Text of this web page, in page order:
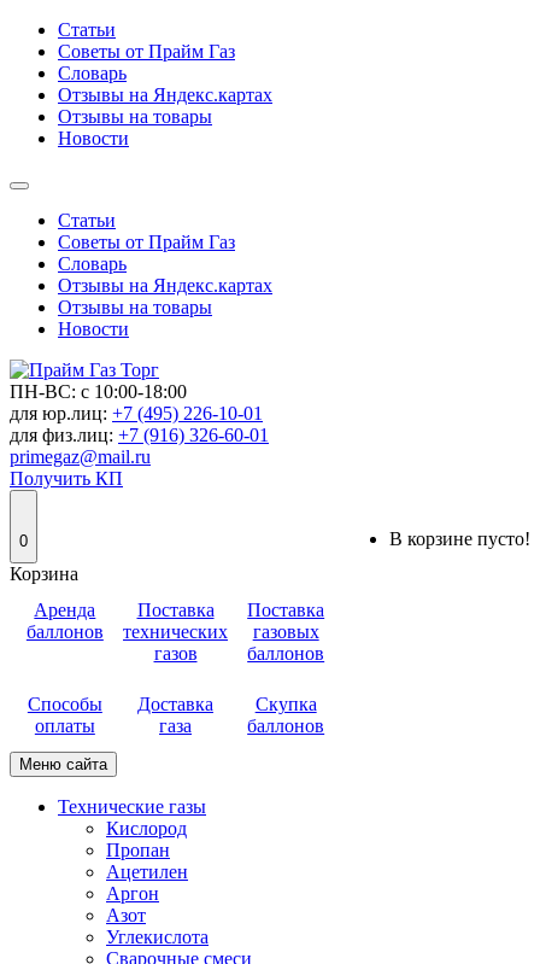
Статьи
Советы от Прайм Газ
Словарь
Отзывы на Яндекс.картах
Отзывы на товары
Новости
Статьи
Советы от Прайм Газ
Словарь
Отзывы на Яндекс.картах
Отзывы на товары
Новости
ПН-ВС: с 10:00-18:00
для юр.лиц: +7 (495) 226-10-01
для физ.лиц: +7 (916) 326-60-01
primegaz@mail.ru
Получить КП
0
В корзине пусто!
Корзина
Аренда
баллонов
Поставка
технических
газов
Поставка
газовых
баллонов
Способы
оплаты
Доставка
газа
Скупка
баллонов
Меню сайта
Технические газы
Кислород
Пропан
Ацетилен
Аргон
Азот
Углекислота
Сварочные смеси